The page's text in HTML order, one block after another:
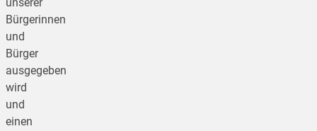
unserer
Bürgerinnen
und
Bürger
ausgegeben
wird
und
einen